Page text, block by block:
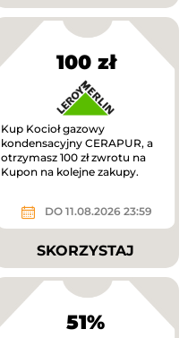
100 zł
Kup Kocioł gazowy
kondensacyjny CERAPUR, a
otrzymasz 100 zł zwrotu na
Kupon na kolejne zakupy.
DO 11.08.2026 23:59
SKORZYSTAJ
51%